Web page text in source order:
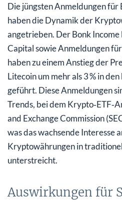
Die jüngsten Anmeldungen für
haben die Dynamik der
angetrieben. Der Bonk Income
Capital sowie Anmeldungen für
haben zu einem Anstieg der
Litecoin um mehr als 3 % in
geführt. Diese Anmeldungen
Trends, bei dem
and Exchange Commission
was das wachsende Interesse
Kryptowährungen in
unterstreicht.
Auswirkungen für